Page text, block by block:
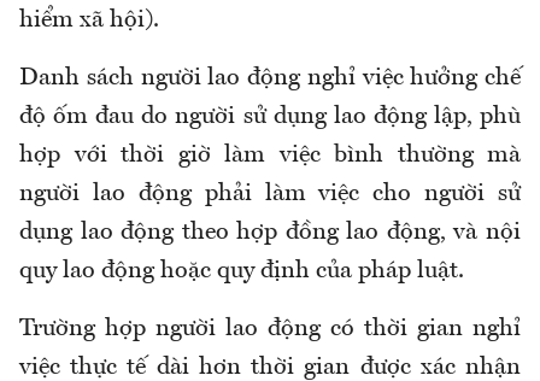
hiểm xã hội).
Danh sách người lao động nghỉ việc hưởng chế
độ ốm đau do người sử dụng lao động lập, phù
hợp với thời giờ làm việc bình thường mà
người lao động phải làm việc cho người sử
dụng lao động theo hợp đồng lao động, và nội
quy lao động hoặc quy định của pháp luật.
Trường hợp người lao động có thời gian nghỉ
việc thực tế dài hơn thời gian được xác nhận